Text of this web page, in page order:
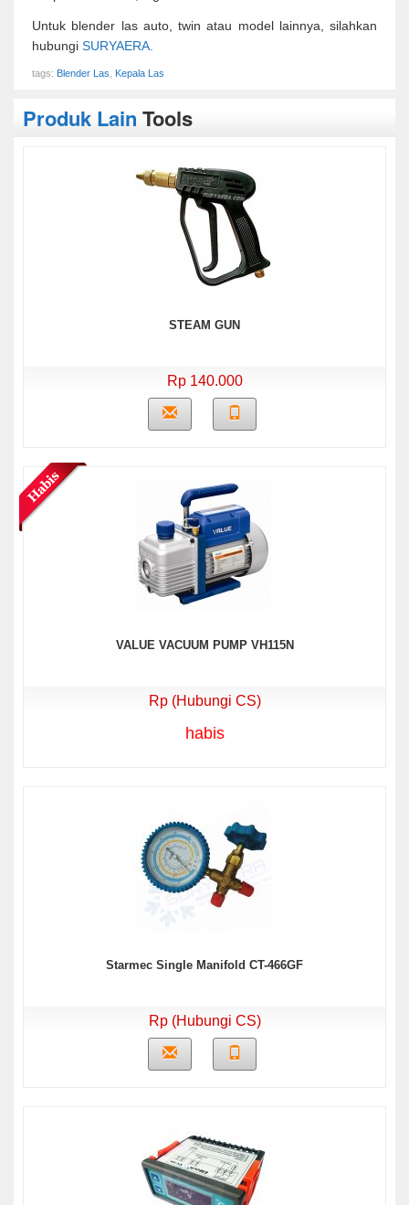
Untuk blender las auto, twin atau model lainnya, silahkan
hubungi SURYAERA.
tags: Blender Las Kepala Las
Produk Lain Tools
STEAM GUN
Rp 140.000
VALUE VACUUM PUMP VH115N
Rp (Hubungi CS)
habis
Starmec Single Manifold CT-466GF
Rp (Hubungi CS)